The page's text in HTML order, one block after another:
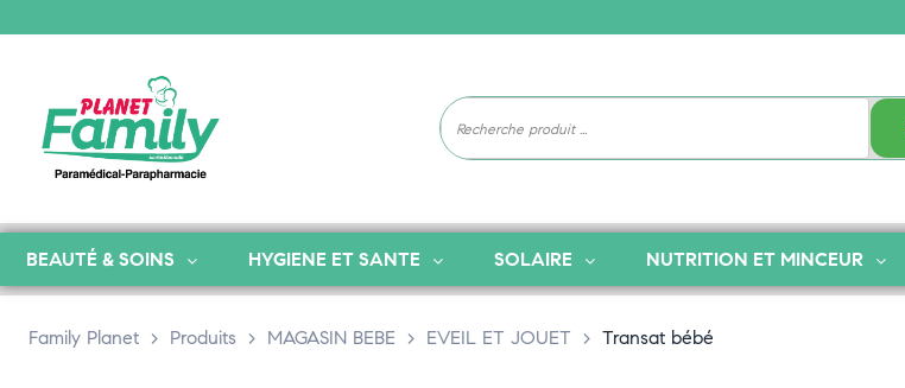
BEAUTÉ & SOINS HYGIENE ET SANTE SOLAIRE NUTRITION ET MINCEUR
Family Planet > Produits > MAGASIN BEBE > EVEIL ET JOUET > Transat bébé